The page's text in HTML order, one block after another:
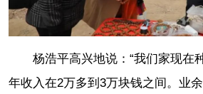
杨浩平高兴地说：“我们家现在
年收入在2万多到3万块钱之间。业